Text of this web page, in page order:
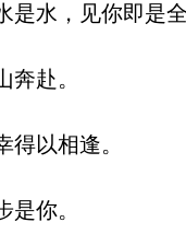
是水，见你即是
奔赴。
得以相逢。
是你。